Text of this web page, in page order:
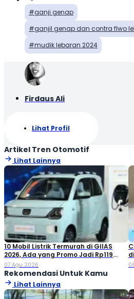
ganji genap
ganjil genap dan contra flwo
mudik lebaran 2024
Firdaus Ali
Lihat Profil
Artikel Tren Otomotif
Lihat Lainnya
10 Mobil Listrik Termurah di GIIAS
2026, Ada yang Promo Jadi Rp119
Jutaan!
07 Agu 2026
Rekomendasi Untuk Kamu
Lihat Lainnya